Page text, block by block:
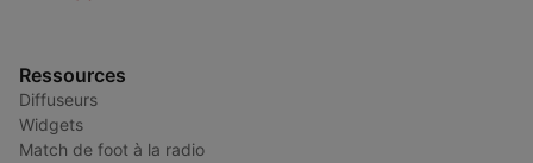
Ressources
Diffuseurs
Widgets
Match de foot à la radio